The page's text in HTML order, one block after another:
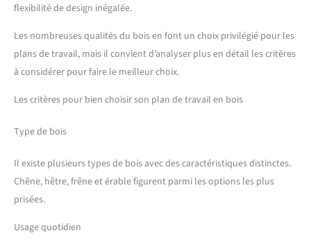
flexibilité de design inégalée.
Les nombreuses qualités du bois en font un choix privilégié pour les
plans de travail, mais il convient d’analyser plus en détail les critères
à considérer pour faire le meilleur choix.
Les critères pour bien choisir son plan de travail en bois
Type de bois
Il existe plusieurs types de bois avec des caractéristiques distinctes.
Chêne, hêtre, frêne et érable figurent parmi les options les plus
prisées.
Usage quotidien